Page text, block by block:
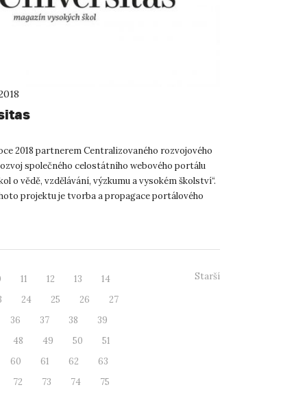
2018 partnerem Centralizovaného rozvojového
společného celostátního webového portálu
o vědě, vzdělávání, výzkumu a vysokém školství“.
projektu je tvorba a propagace portálového
11 12 13
14
24 25 26
27
36
37 38
39
48
49 50
51
60
61 62
63
72
73 74
75
Starší